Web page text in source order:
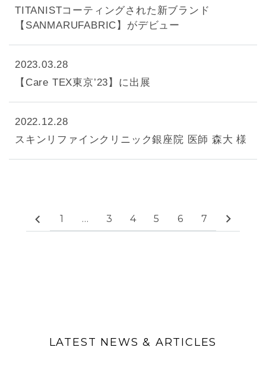
TITANISTコーティングされた新ブランド
【SANMARUFABRIC】がデビュー
2023.03.28
【Care TEX東京’23】に出展
2022.12.28
スキンリファインクリニック銀座院 医師 森大 様
1 … 3 4 5 6 7
LATEST NEWS & ARTICLES